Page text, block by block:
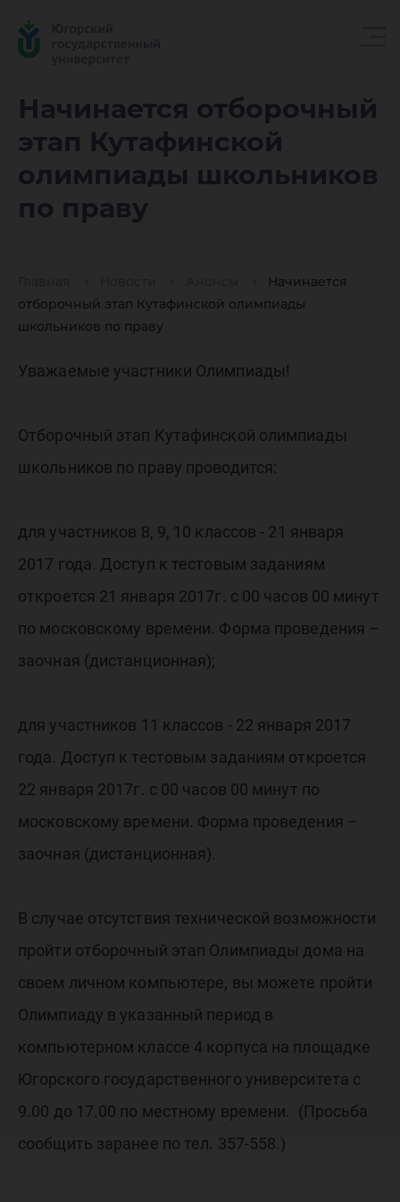
Начинается отборочный
этап Кутафинской
олимпиады школьников
по праву
Начинается
отборочный этап Кутафинской олимпиады
школьников по праву
этап
по
Уважаемые участники Олимпиады!
Отборочный этап Кутафинской олимпиады
школьников по праву проводится:
для участников 8, 9, 10 классов - 21 января
2017 года. Доступ к тестовым заданиям
откроется 21 января 2017г. с 00 часов 00 минут
по московскому времени. Форма проведения –
заочная (дистанционная);
для участников 11 классов - 22 января 2017
года. Доступ к тестовым заданиям откроется
22 января 2017г. с 00 часов 00 минут по
московскому времени. Форма проведения –
заочная (дистанционная).
В случае отсутствия технической возможности
пройти отборочный этап Олимпиады дома на
своем личном компьютере, вы можете пройти
Олимпиаду в указанный период в
компьютерном классе 4 корпуса на площадке
Югорского государственного университета с
9.00 до 17.00 по местному времени. (Просьба
сообщить заранее по тел. 357-558.)